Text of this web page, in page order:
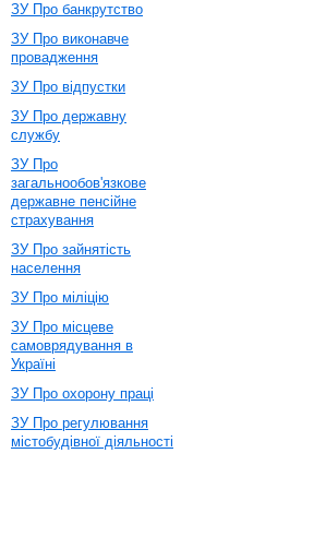
ЗУ Про банкрутство
ЗУ Про виконавче
провадження
ЗУ Про відпустки
ЗУ Про державну
службу
ЗУ Про
загальнообов'язкове
державне пенсійне
страхування
ЗУ Про зайнятість
населення
ЗУ Про міліцію
ЗУ Про місцеве
самоврядування в
Україні
ЗУ Про охорону праці
ЗУ Про регулювання
містобудівної діяльності